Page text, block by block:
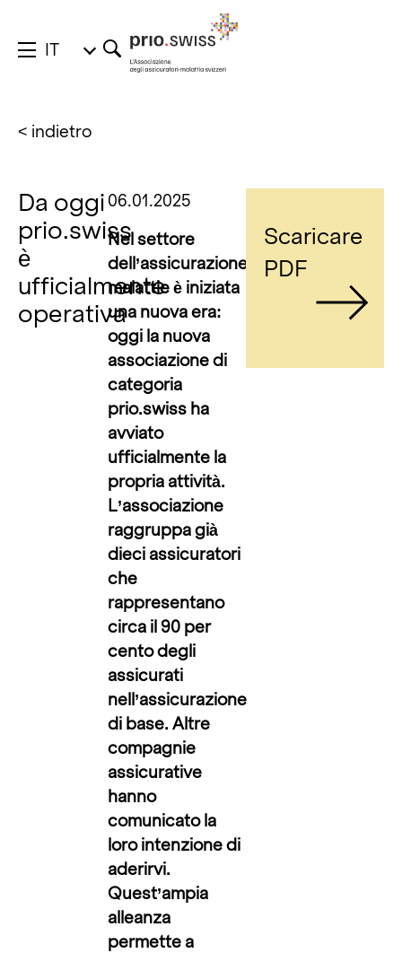
IT
< indietro
Da oggi
prio.swiss
è
ufficialmente
operativa
06.01.2025
Nel settore
dell’assicurazione
malattie è iniziata
una nuova era:
oggi la nuova
associazione di
categoria
prio.swiss ha
avviato
ufficialmente la
propria attività.
L’associazione
raggruppa già
dieci assicuratori
che
rappresentano
circa il 90 per
cento degli
assicurati
nell’assicurazione
di base. Altre
compagnie
assicurative
hanno
comunicato la
loro intenzione di
aderirvi.
Quest’ampia
alleanza
permette a
Scaricare
PDF